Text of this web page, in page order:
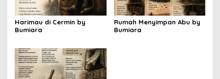
Harimau di Cermin by
Bumiara
Rumah Menyimpan Abu by
Bumiara